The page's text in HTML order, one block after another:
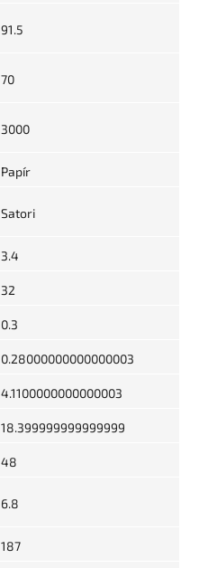
91.5
70
3000
Papír
Satori
3.4
32
0.3
0.28000000000000003
4.1100000000000003
18.399999999999999
48
6.8
187